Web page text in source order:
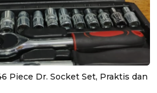
Piece Dr. Socket Set, Praktis dan